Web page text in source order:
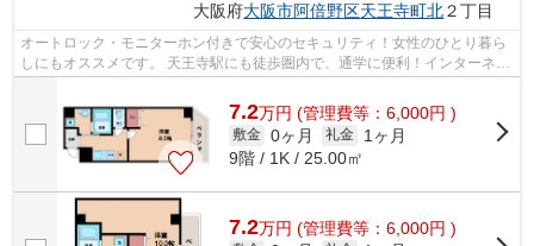
大阪府大阪市阿倍野区天王寺町北２丁目
オートロック・モニターホン付きで安心のセキュリティ！女性のひとり暮ら
しにもオススメです。 天王寺駅にも徒歩圏内で、通学に便利！インターネッ
7.2万円 (管理費等：6,000円 )
敷金 0ヶ月 礼金
1ヶ月
9階 / 1K / 25.00㎡
7.2万円 (管理費等：6,000円 )